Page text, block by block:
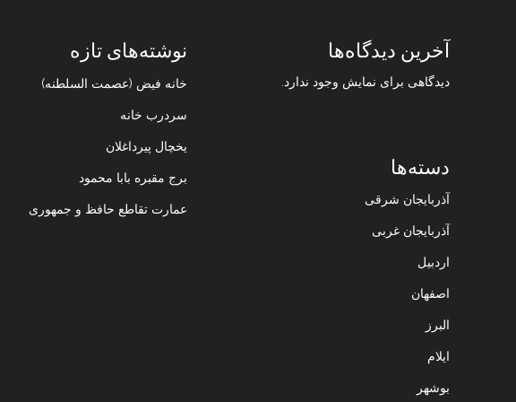
نوشته‌های تازه
خانه فیض (عصمت السلطنه)
سردرب خانه
یخچال پیرداغلان
برج مقبره بابا محمود
عمارت تقاطع حافظ و جمهوری
آخرین دیدگاه‌ها
دیدگاهی برای نمایش وجود ندارد.
دسته‌ها
آذربایجان شرقی
آذربایجان غربی
اردبیل
اصفهان
البرز
ایلام
بوشهر